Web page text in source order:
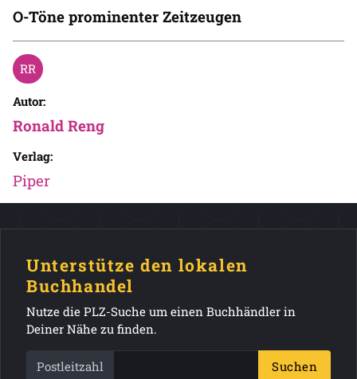
O-Töne prominenter Zeitzeugen
Autor:
Ronald Reng
Verlag:
Piper
Unterstütze den lokalen
Buchhandel
Nutze die PLZ-Suche um einen Buchhändler in
Deiner Nähe zu finden.
Postleitzahl Suchen